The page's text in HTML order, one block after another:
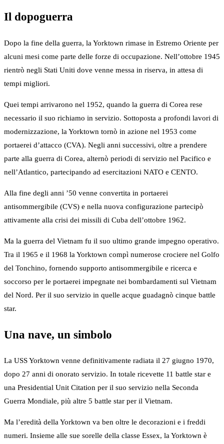
Il dopoguerra
Dopo la fine della guerra, la Yorktown rimase in Estremo Oriente per
alcuni mesi come parte delle forze di occupazione. Nell’ottobre 1945
rientrò negli Stati Uniti dove venne messa in riserva, in attesa di
tempi migliori.
Quei tempi arrivarono nel 1952, quando la guerra di Corea rese
necessario il suo richiamo in servizio. Sottoposta a profondi lavori di
modernizzazione, la Yorktown tornò in azione nel 1953 come
portaerei d’attacco (CVA). Negli anni successivi, oltre a prendere
parte alla guerra di Corea, alternò periodi di servizio nel Pacifico e
nell’Atlantico, partecipando ad esercitazioni NATO e CENTO.
Alla fine degli anni ’50 venne convertita in portaerei
antisommergibile (CVS) e nella nuova configurazione partecipò
attivamente alla crisi dei missili di Cuba dell’ottobre 1962.
Ma la guerra del Vietnam fu il suo ultimo grande impegno operativo.
Tra il 1965 e il 1968 la Yorktown compì numerose crociere nel Golfo
del Tonchino, fornendo supporto antisommergibile e ricerca e
soccorso per le portaerei impegnate nei bombardamenti sul Vietnam
del Nord. Per il suo servizio in quelle acque guadagnò cinque battle
star.
Una nave, un simbolo
La USS Yorktown venne definitivamente radiata il 27 giugno 1970,
dopo 27 anni di onorato servizio. In totale ricevette 11 battle star e
una Presidential Unit Citation per il suo servizio nella Seconda
Guerra Mondiale, più altre 5 battle star per il Vietnam.
Ma l’eredità della Yorktown va ben oltre le decorazioni e i freddi
numeri. Insieme alle sue sorelle della classe Essex, la Yorktown è